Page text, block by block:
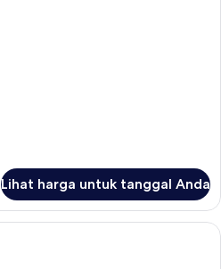
Lihat harga untuk tanggal Anda
Seprai premium, brankas, meja kerja,